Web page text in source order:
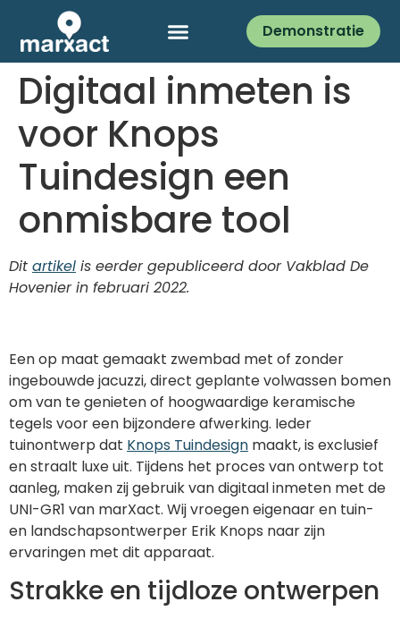
Demonstratie
Digitaal inmeten is
voor Knops
Tuindesign een
onmisbare tool
Dit artikel is eerder gepubliceerd door Vakblad De
Hovenier in februari 2022.
Een op maat gemaakt zwembad met of zonder
ingebouwde jacuzzi, direct geplante volwassen bomen
om van te genieten of hoogwaardige keramische
tegels voor een bijzondere afwerking. Ieder
tuinontwerp dat Knops Tuindesign maakt, is exclusief
en straalt luxe uit. Tijdens het proces van ontwerp tot
aanleg, maken zij gebruik van digitaal inmeten met de
UNI-GR1 van marXact. Wij vroegen eigenaar en tuin-
en landschapsontwerper Erik Knops naar zijn
ervaringen met dit apparaat.
Strakke en tijdloze ontwerpen